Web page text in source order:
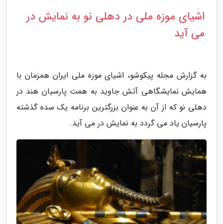
اشیای موزه ملی در دهلی نو به نمایش در
می آید
به گزارش مجله پیکوشو، اشیای موزه ملی ایران همزمان با
همایش نمایشگاهی آتش جاوید به همت پارسیان هند در
دهلی نو که از آن به عنوان بزرگترین برنامه یک سده گذشته
پارسیان یاد می گردد به نمایش در می آید.